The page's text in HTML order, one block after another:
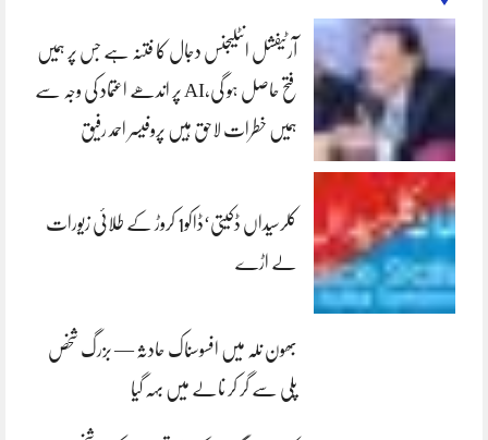
آرٹیفشل انٹلیجنس دجال کا فتنہ ہے جس پر ہمیں
فتح حاصل ہو گی،AI پر اندھے اعتماد کی وجہ سے
ہمیں خطرات لاحق ہیں پروفیسر احمد رفیق
کلرسیداں ڈکیتی‘ڈاکو1 کروڑ کے طلائی زیورات
لے اڑے
بھون نلہ میں افسوسناک حادثہ — بزرگ شخص
پلی سے گر کر نالے میں بہہ گیا